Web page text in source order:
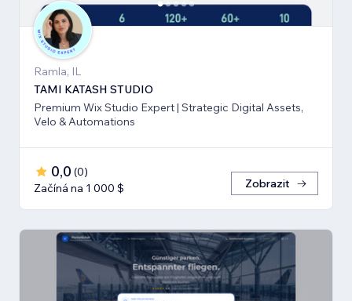
Ramla, IL
TAMI KATASH STUDIO
Premium Wix Studio Expert | Strategic Digital Assets,
Velo & Automations
0,0 (0)
Začíná na 1 000 $
Zobrazit